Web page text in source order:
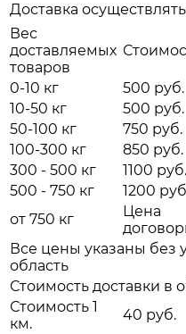
Доставка
Вес
доставляемых
товаров
0-10 кг
500 руб.
10-50 кг
500 руб.
50-100 кг
750 руб.
100-300 кг
850 руб.
300 - 500 кг
1100 руб.
500 - 750 кг
1200
от 750 кг
Цена
Все цены указаны без
область
Стоимость доставки в
Стоимость 1
км.
40 руб.